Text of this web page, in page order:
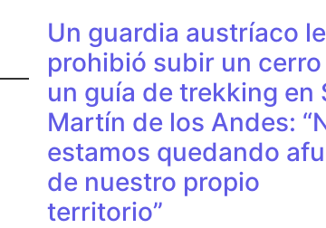
Un guardia austríaco le
prohibió subir un cerro
un guía de trekking en
Martín de los Andes:
estamos quedando
de nuestro propio
territorio”